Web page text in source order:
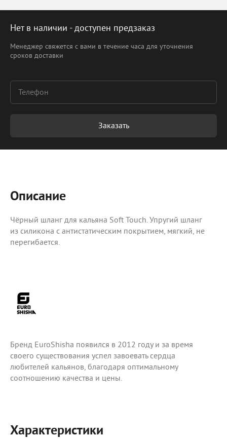
Нет в наличии - доступен предзаказ
Менеджер свяжется с вами в течение часа для уточнения
сроков доставки
Заказать
Описание
Чёрный шланг для кальяна Soft Touch. Упругий шланг
из силикона с антистатическим покрытием, мягкий, не
перегибается.
Бренд EuroShisha появился в 2012 году и за время
своего существования успел завоевать сердца
любителей кальянов, благодаря оптимальному
соотношению качества и цены.
Характеристики